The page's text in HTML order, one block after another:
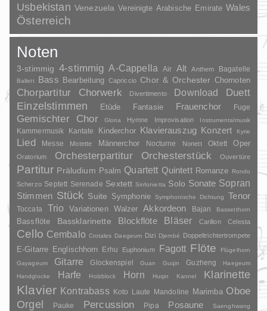
Usbekistan Venezuela Vereinigte Arabische Emirate Wales
Österreich
Noten
3-stimmig 4-stimmig A-Cappella Air Alt Anthem Bagatelle
Ballett Bass Bearbeitung Capriccio Chor & Orchester Chornoten
Chorpartitur Chorwerk Divertimento Download
Duett
Einzelstimmen
Etüde Fantasie Frauenchor Fuge
Gemischter Chor Gloria Hymne Improvisation Instrumentalmusik
Kammermusik Kantate Kinderchor Klavierauszug Konzert Kyrie
Lied Messe Motette Männerchor Nocturne Nonett Oktett Oper
Oratorium Orchesterpartitur Orchesterstück Ouvertüre
Partitur Präludium Psalm Quartett Quintett Romanze Rondo
Scherzo Septett Serenade Sextett Sinfonietta Solo Sonate Sopran
Stimmen Stück Suite Symphonie Symphonische Dichtung Tenor
Toccata Trio Variationen Walzer Akkordeon Bajan Bassetthorn
Bassflöte Bassklarinette Blockflöte Bläser Carillon Celesta
Cello Cembalo Crotales Daegeum Dizi Djembé Doppeltrichtertrompete
E-Gitarre Englischhorn Erhu Euphonium Fagott Flöte
Flügelhorn
Gayageum
Gitarre Glockenspiel Guan Guqin Guzheng
Haegeum
Handglocke
Harfe Holzblock Horn Huqin Kannel Klarinette
Klavier Kontrabass Koto Laute Mandoline Marimba Oboe
Orgel Pauke Percussion Pipa Posaune Saenghwang